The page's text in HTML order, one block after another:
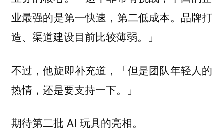
业最强的是第一快速，第二低成本。品牌打
造、渠道建设目前比较薄弱。」
不过，他旋即补充道，「但是团队年轻人的
热情，还是要支持一下。」
期待第二批 AI 玩具的亮相。